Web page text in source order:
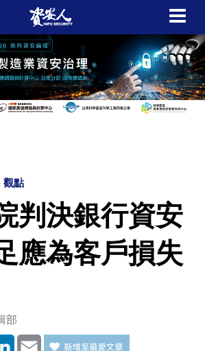
觀點
判決銀行資安
應為客戶損失
部
LinkedIn
Email